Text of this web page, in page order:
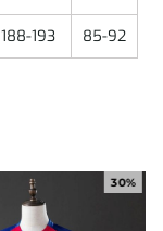
188-193 85-92
30%